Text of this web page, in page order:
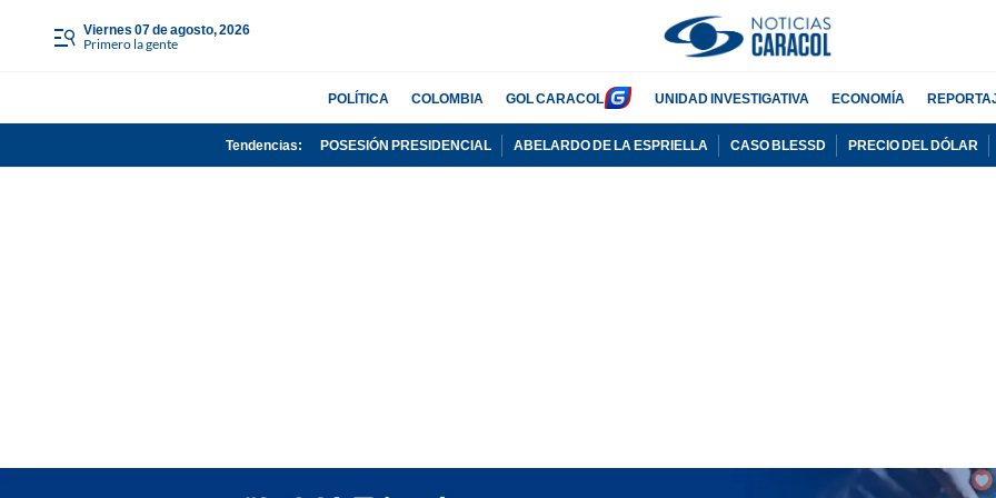
viernes 07 de agosto, 2026
Primero la gente
POLÍTICA COLOMBIA GOL CARACOL UNIDAD INVESTIGATIVA ECONOMÍA
Tendencias: POSESIÓN PRESIDENCIAL ABELARDO DE LA ESPRIELLA CASO BLESSD PRECIO DEL DÓLAR